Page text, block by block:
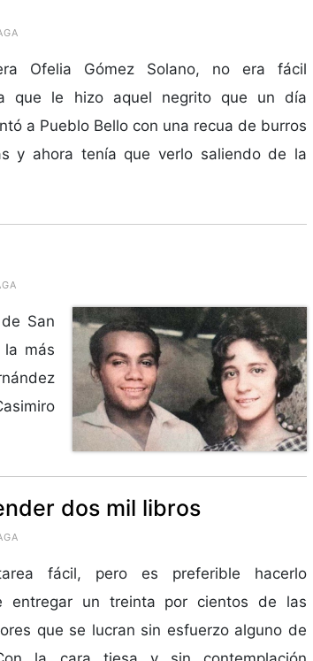
Ofelia Gómez Solano, no era fácil
que le hizo aquel negrito que un día
a Pueblo Bello con una recua de burros
y ahora tenía que verlo saliendo de la
San
la más
dos mil libros
fácil, pero es preferible hacerlo
entregar un treinta por cientos de las
que se lucran sin esfuerzo alguno de